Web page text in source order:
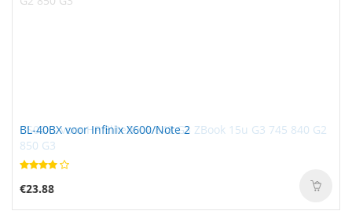
CS03XL voor HP EliteBook 848 G3 ZBook 15u G3 745 840 G2
850 G3
€71.52
BL-40BX voor Infinix X600/Note 2
€23.88